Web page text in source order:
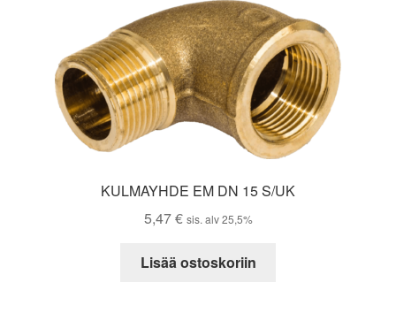
KULMAYHDE EM DN 15 S/UK
5,47€ sis. alv 25,5%
Lisää ostoskoriin